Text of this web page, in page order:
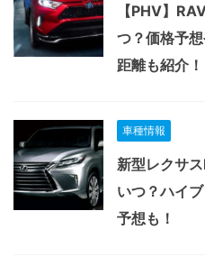
【PHV】
つ？価格予
距離も紹介！
車種情報
新型レクサ
いつ？ハイ
予想も！